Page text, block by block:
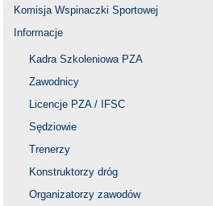
Komisja Wspinaczki Sportowej
Informacje
Kadra Szkoleniowa PZA
Zawodnicy
Licencje PZA / IFSC
Sędziowie
Trenerzy
Konstruktorzy dróg
Organizatorzy zawodów